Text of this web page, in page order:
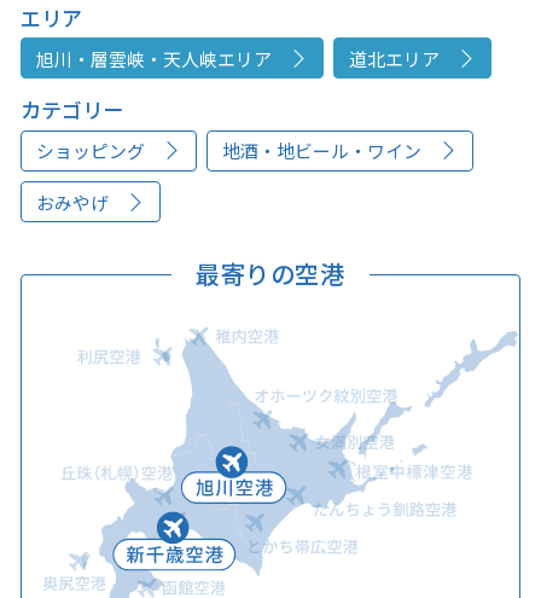
エリア
旭川・層雲峡・天人峡エリア 道北エリア
カテゴリー
ショッピング 地酒・地ビール・ワイン
おみやげ
最寄りの空港